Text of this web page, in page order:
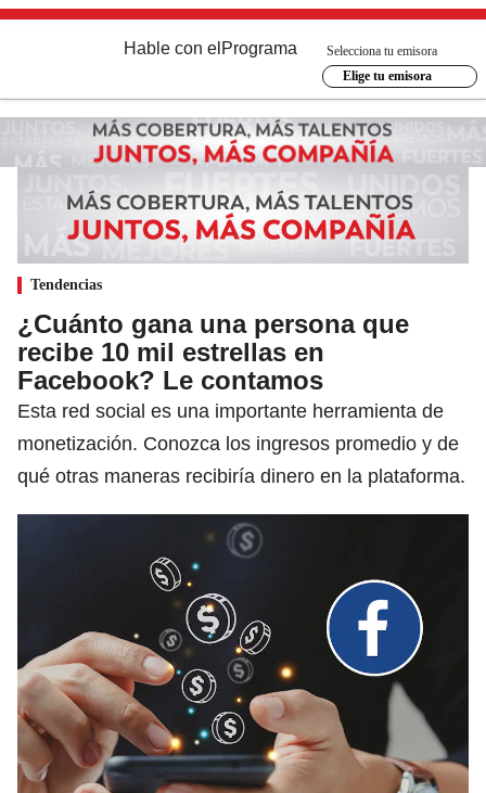
Hable con el Programa
Selecciona tu emisora
Elige tu emisora
Tendencias
¿Cuánto gana una persona que
recibe 10 mil estrellas en
Facebook? Le contamos
Esta red social es una importante herramienta de
monetización. Conozca los ingresos promedio y de
qué otras maneras recibiría dinero en la plataforma.